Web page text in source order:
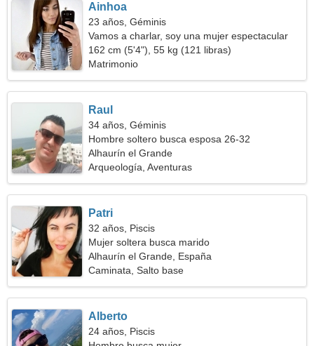
Ainhoa
23 años, Géminis
Vamos a charlar, soy una mujer espectacular
162 cm (5'4"), 55 kg (121 libras)
Matrimonio
Raul
34 años, Géminis
Hombre soltero busca esposa 26-32
Alhaurín el Grande
Arqueología, Aventuras
Patri
32 años, Piscis
Mujer soltera busca marido
Alhaurín el Grande, España
Caminata, Salto base
Alberto
24 años, Piscis